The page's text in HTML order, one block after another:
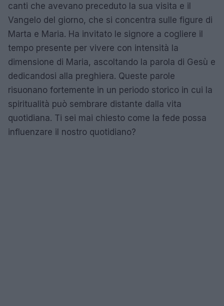
canti che avevano preceduto la sua visita e il
Vangelo del giorno, che si concentra sulle figure di
Marta e Maria. Ha invitato le signore a cogliere il
tempo presente per vivere con intensità la
dimensione di Maria, ascoltando la parola di Gesù e
dedicandosi alla preghiera. Queste parole
risuonano fortemente in un periodo storico in cui la
spiritualità può sembrare distante dalla vita
quotidiana. Ti sei mai chiesto come la fede possa
influenzare il nostro quotidiano?